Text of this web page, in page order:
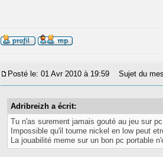
Posté le: 01 Avr 2010 à 19:59 Sujet du
Adribreizh a écrit:
Tu n'as surement jamais gouté au jeu sur
Impossible qu'il tourne nickel en low peut
La jouabilité meme sur un bon pc portable